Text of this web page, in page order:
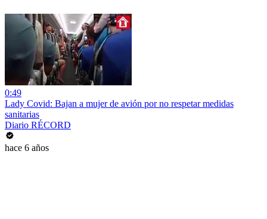
0:49
Lady Covid: Bajan a mujer de avión por no respetar medidas
sanitarias
Diario RÉCORD
hace 6 años